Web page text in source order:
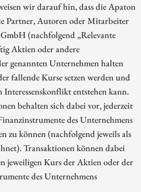
wir darauf hin, dass die Apaton
Partner, Autoren oder Mitarbeiter
(nachfolgend „Relevante
Aktien oder andere
genannten Unternehmen halten
fallende Kurse setzen werden und
entstehen kann.
behalten sich dabei vor, jederzeit
des Unternehmens
zu können (nachfolgend jeweils als
Transaktionen können dabei
jeweiligen Kurs der Aktien oder der
des Unternehmens